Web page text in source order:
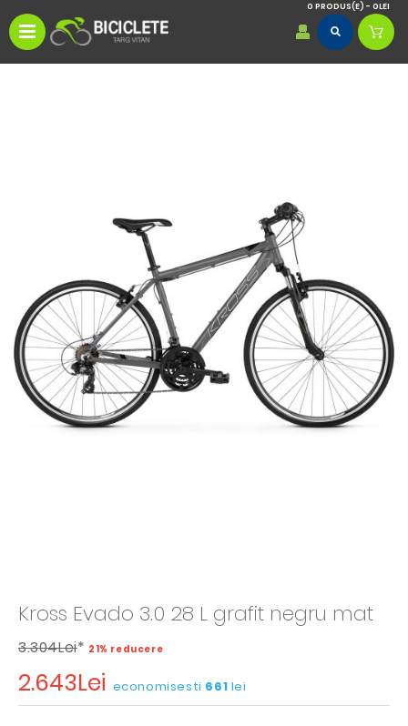
0 PRODUS(E) - 0LEI
Kross Evado 3.0 28 L grafit negru mat
3.304Lei* 21% reducere
2.643Lei economisesti 661 lei